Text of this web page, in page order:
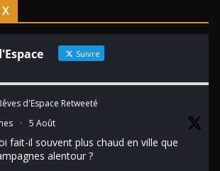
Suivre
d'Espace Retweeté
· 5 Août
fait-il souvent plus chaud en ville que
alentour ?